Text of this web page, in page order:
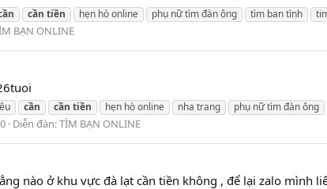
cần tiền hẹn hò online phụ nữ tìm đàn ông tìm ban tình
BẠN ONLINE
cần cần tiền hẹn hò online nha trang phụ nữ tìm đàn ông
Diễn đàn:TÌM BẠN ONLINE
nào ở khu vực đà lạt cần tiền không , để lại zalo mình